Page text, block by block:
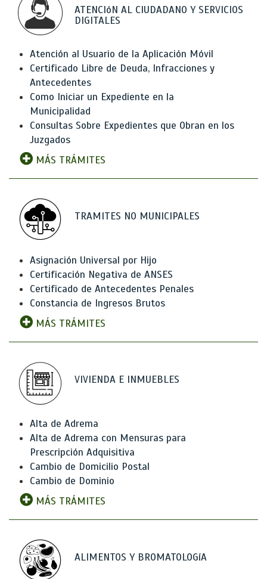
ATENCIóN AL CIUDADANO Y SERVICIOS
DIGITALES
Atención al Usuario de la Aplicación Móvil
Certificado Libre de Deuda, Infracciones y
Antecedentes
Como Iniciar un Expediente en la
Municipalidad
Consultas Sobre Expedientes que Obran en los
Juzgados
MÁS TRÁMITES
TRAMITES NO MUNICIPALES
Asignación Universal por Hijo
Certificación Negativa de ANSES
Certificado de Antecedentes Penales
Constancia de Ingresos Brutos
MÁS TRÁMITES
VIVIENDA E INMUEBLES
Alta de Adrema
Alta de Adrema con Mensuras para
Prescripción Adquisitiva
Cambio de Domicilio Postal
Cambio de Dominio
MÁS TRÁMITES
ALIMENTOS Y BROMATOLOGíA